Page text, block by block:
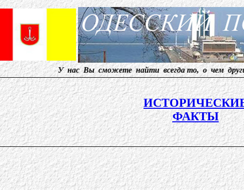
У нас Вы сможете найти всегда то, о чем другие
ФАКТЫ